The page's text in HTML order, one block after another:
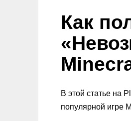
Как
В этой статье на
популярной игре